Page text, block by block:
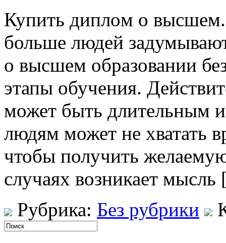
Купить диплoм o
больше людей
о высшем образовании
этапы обучения.
может быть длительным
людям может не хватать
чтобы получить
случаях возникает
Рубрика: Без рубрики